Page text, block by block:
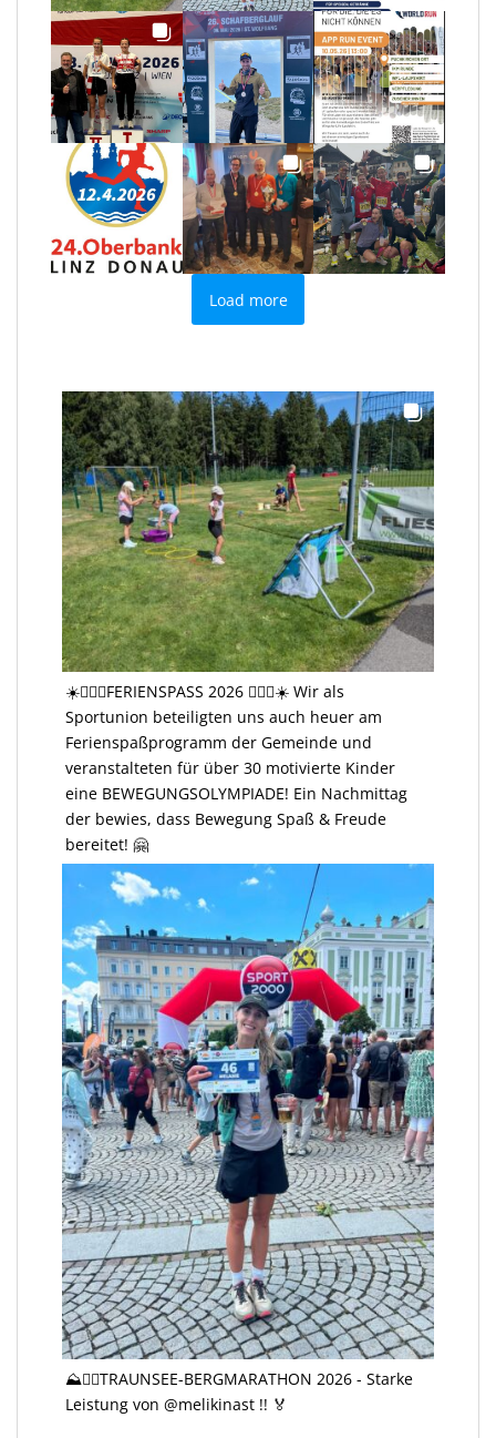
Load more
☀️🤸🏻‍♂️FERIENSPASS 2026 🤸🏻‍♂️☀️ Wir als
Sportunion beteiligten uns auch heuer am
Ferienspaßprogramm der Gemeinde und
veranstalteten für über 30 motivierte Kinder
eine BEWEGUNGSOLYMPIADE! Ein Nachmittag
der bewies, dass Bewegung Spaß & Freude
bereitet! 🤗
⛰️🏃‍♀️TRAUNSEE-BERGMARATHON 2026 - Starke
Leistung von @melikinast !! 🏅